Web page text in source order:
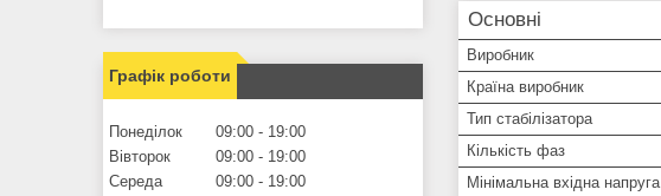
Основні
Виробник
Країна виробник
Тип стабілізатора
Кількість фаз
Мінімальна вхідна напруга
Графік роботи
Понеділок 09:00
19:00
Вівторок
09:00
19:00
Середа
09:00
19:00